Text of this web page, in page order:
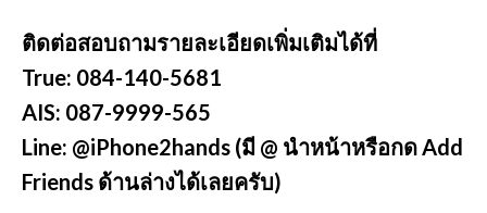
ติดต่อสอบถามรายละเอียดเพิ่มเติมได้ที่
True: 084-140-5681
AIS: 087-9999-565
Line: @iPhone2hands (มี @ นำหน้าหรือกด Add
Friends ด้านล่างได้เลยครับ)